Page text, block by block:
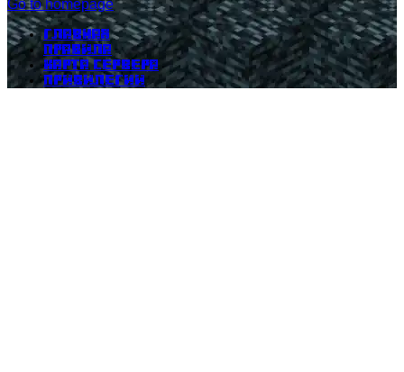
Go to homepage
Главная
Правила
Карта сервера
Привилегии